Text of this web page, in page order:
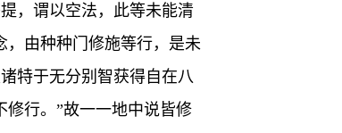
，谓以空法，此等未能清
，由种种门修施等行，是未
特于无分别智获得自在八
行。”故一一地中说皆修